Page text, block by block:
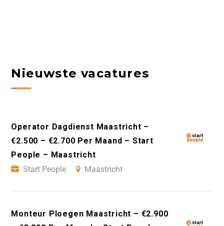
Nieuwste vacatures
Operator Dagdienst Maastricht –
€2.500 – €2.700 Per Maand – Start
People – Maastricht
Start People
Maastricht
Monteur Ploegen Maastricht – €2.900